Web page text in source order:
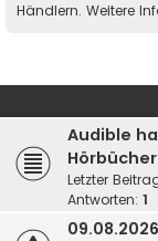
Händlern. Weitere
Audible
Hörbücher
Letzter
Antworten: 1